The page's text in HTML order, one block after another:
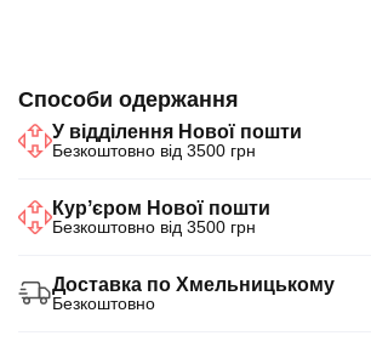
Способи одержання
У відділення Нової пошти
Безкоштовно від 3500 грн
Курʼєром Нової пошти
Безкоштовно від 3500 грн
Доставка по Хмельницькому
Безкоштовно